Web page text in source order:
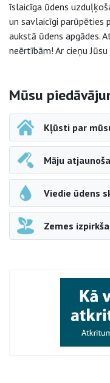
īslaicīga ūdens
un savlaicīgi parūpēties
aukstā ūdens apgādes.
neērtībām! Ar cieņu Jūsu
Sāna
Mūsu
Kļūsti par
Māju
Viedie ūdens
Zemes